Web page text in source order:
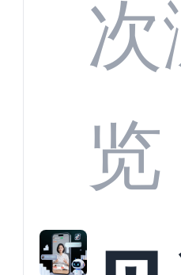
次
览